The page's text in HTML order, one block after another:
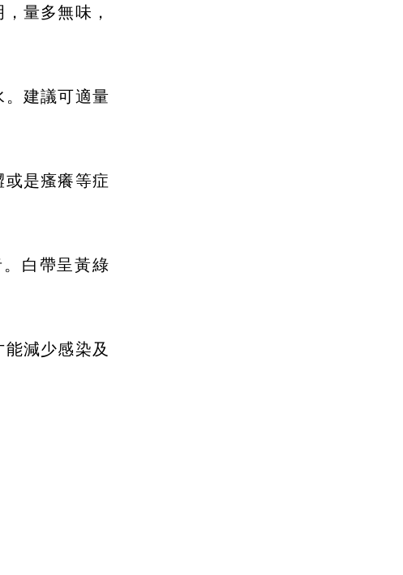
量多無味，
。建議可適量
是瘙癢等症
白帶呈黃綠
減少感染及